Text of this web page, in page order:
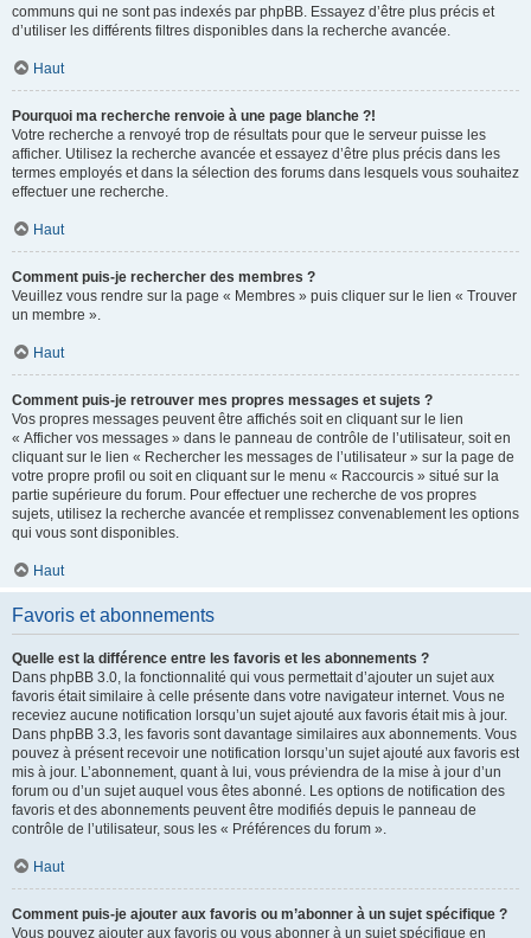
communs qui ne sont pas indexés par phpBB. Essayez d’être plus précis et
d’utiliser les différents filtres disponibles dans la recherche avancée.
Haut
Pourquoi ma recherche renvoie à une page blanche ?!
Votre recherche a renvoyé trop de résultats pour que le serveur puisse les
afficher. Utilisez la recherche avancée et essayez d’être plus précis dans les
termes employés et dans la sélection des forums dans lesquels vous souhaitez
effectuer une recherche.
Haut
Comment puis-je rechercher des membres ?
Veuillez vous rendre sur la page « Membres » puis cliquer sur le lien « Trouver
un membre ».
Haut
Comment puis-je retrouver mes propres messages et sujets ?
Vos propres messages peuvent être affichés soit en cliquant sur le lien
« Afficher vos messages » dans le panneau de contrôle de l’utilisateur, soit en
cliquant sur le lien « Rechercher les messages de l’utilisateur » sur la page de
votre propre profil ou soit en cliquant sur le menu « Raccourcis » situé sur la
partie supérieure du forum. Pour effectuer une recherche de vos propres
sujets, utilisez la recherche avancée et remplissez convenablement les options
qui vous sont disponibles.
Haut
Favoris et abonnements
Quelle est la différence entre les favoris et les abonnements ?
Dans phpBB 3.0, la fonctionnalité qui vous permettait d’ajouter un sujet aux
favoris était similaire à celle présente dans votre navigateur internet. Vous ne
receviez aucune notification lorsqu’un sujet ajouté aux favoris était mis à jour.
Dans phpBB 3.3, les favoris sont davantage similaires aux abonnements. Vous
pouvez à présent recevoir une notification lorsqu’un sujet ajouté aux favoris est
mis à jour. L’abonnement, quant à lui, vous préviendra de la mise à jour d’un
forum ou d’un sujet auquel vous êtes abonné. Les options de notification des
favoris et des abonnements peuvent être modifiés depuis le panneau de
contrôle de l’utilisateur, sous les « Préférences du forum ».
Haut
Comment puis-je ajouter aux favoris ou m’abonner à un sujet spécifique ?
Vous pouvez ajouter aux favoris ou vous abonner à un sujet spécifique en